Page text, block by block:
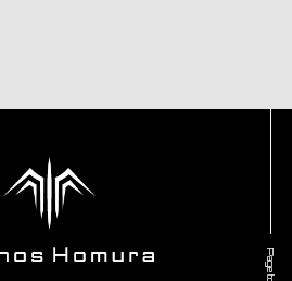
Page top